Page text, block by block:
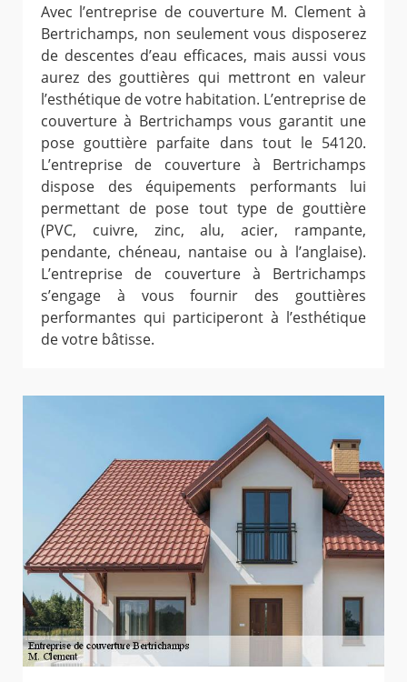
Avec l’entreprise de couverture M. Clement à
Bertrichamps, non seulement vous disposerez
de descentes d’eau efficaces, mais aussi vous
aurez des gouttières qui mettront en valeur
l’esthétique de votre habitation. L’entreprise de
couverture à Bertrichamps vous garantit une
pose gouttière parfaite dans tout le 54120.
L’entreprise de couverture à Bertrichamps
dispose des équipements performants lui
permettant de pose tout type de gouttière
(PVC, cuivre, zinc, alu, acier, rampante,
pendante, chéneau, nantaise ou à l’anglaise).
L’entreprise de couverture à Bertrichamps
s’engage à vous fournir des gouttières
performantes qui participeront à l’esthétique
de votre bâtisse.